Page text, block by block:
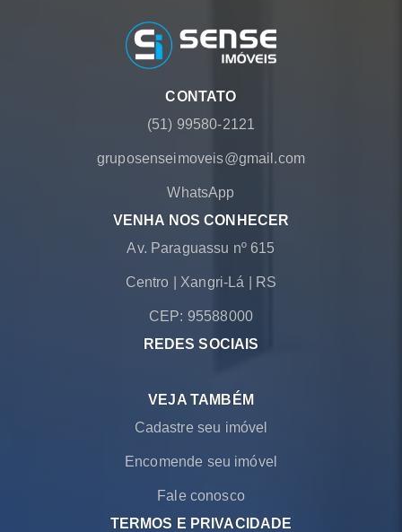
CONTATO
(51) 99580-2121
gruposenseimoveis@gmail.com
WhatsApp
VENHA NOS CONHECER
Av. Paraguassu nº 615
Centro Xangri-Lá RS
CEP: 95588000
REDES SOCIAIS
VEJA TAMBÉM
Cadastre seu imóvel
Encomende seu imóvel
Fale conosco
TERMOS E PRIVACIDADE